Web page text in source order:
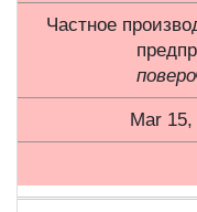
Частное
Mar